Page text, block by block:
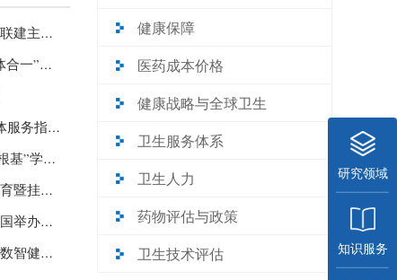
▪ 中心与中医药局监测统计中心开展联学联建主题党日活动
▪ 卫生发展中心赴浙江省嘉兴市开展“四体合一”主题党日活动
▪ 我中心研究编制的2项紧密型县域医共体服务指南正式印发
▪ “推进医疗卫生强基工程 夯实健康中国根基”学术交流会在河南巩义召开
▪ 中心举办树立和践行正确政绩观学习教育暨挂职青年党员专题智库思享会
▪ 国家卫生健康委卫生发展研究中心赴德国举办中德卫生健康智库系列对话会
▪ 诸宏明主任率队访问世卫总部交流深化数智健康与全民健康覆盖合作
健康保障
医药成本价格
健康战略与全球卫生
卫生服务体系
卫生人力
药物评估与政策
卫生技术评估
研究领域
知识服务